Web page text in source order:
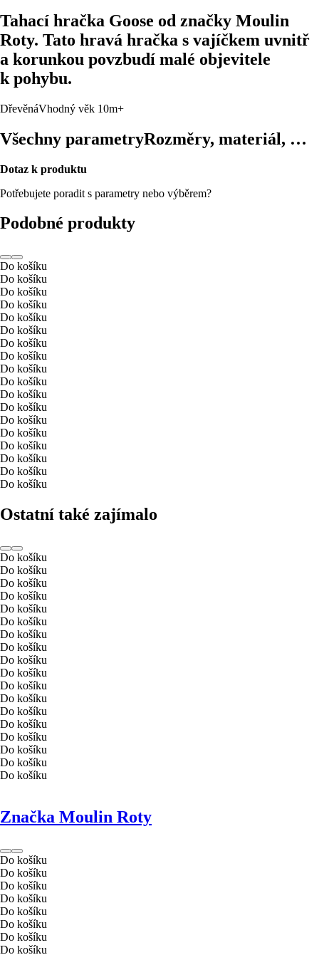
Tahací hračka Goose od značky Moulin
Roty. Tato hravá hračka s vajíčkem uvnitř
a korunkou povzbudí malé objevitele
k pohybu.
DřevěnáVhodný věk 10m+
Všechny parametryRozměry, materiál, …
Dotaz k produktu
Potřebujete poradit s parametry nebo výběrem?
Podobné produkty
Do košíku
Do košíku
Do košíku
Do košíku
Do košíku
Do košíku
Do košíku
Do košíku
Do košíku
Do košíku
Do košíku
Do košíku
Do košíku
Do košíku
Do košíku
Do košíku
Do košíku
Do košíku
Ostatní také zajímalo
Do košíku
Do košíku
Do košíku
Do košíku
Do košíku
Do košíku
Do košíku
Do košíku
Do košíku
Do košíku
Do košíku
Do košíku
Do košíku
Do košíku
Do košíku
Do košíku
Do košíku
Do košíku
Značka Moulin Roty
Do košíku
Do košíku
Do košíku
Do košíku
Do košíku
Do košíku
Do košíku
Do košíku